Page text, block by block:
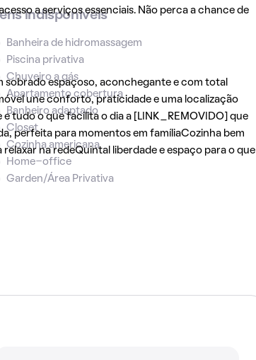
a serviços essenciais. Não perca a chance de
sobrado espaçoso, aconchegante e com total
une conforto, praticidade e uma localização
tudo o que facilita o dia a [LINK_REMOVIDO] que
perfeita para momentos em famíliaCozinha bem
na redeQuintal liberdade e espaço para o que
indisponíveis
Banheira de hidromassagem
Piscina privativa
Chuveiro a gás
Apartamento cobertura
Banheiro adaptado
Closet
Cozinha americana
Home-office
Garden/Área Privativa